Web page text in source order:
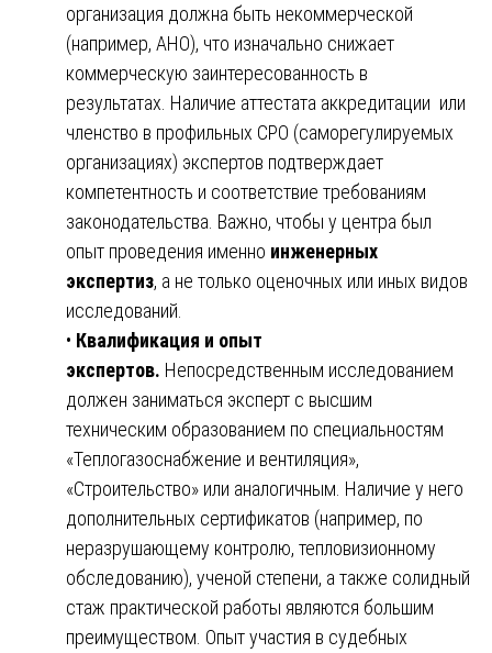
организация должна быть некоммерческой
(например, АНО), что изначально снижает
коммерческую заинтересованность в
результатах. Наличие аттестата аккредитации или
членство в профильных СРО (саморегулируемых
организациях) экспертов подтверждает
компетентность и соответствие требованиям
законодательства. Важно, чтобы у центра был
опыт проведения именно инженерных
экспертиз, а не только оценочных или иных видов
исследований.
• Квалификация и опыт
экспертов. Непосредственным исследованием
должен заниматься эксперт с высшим
техническим образованием по специальностям
«Теплогазоснабжение и вентиляция»,
«Строительство» или аналогичным. Наличие у него
дополнительных сертификатов (например, по
неразрушающему контролю, тепловизионному
обследованию), ученой степени, а также солидный
стаж практической работы являются большим
преимуществом. Опыт участия в судебных